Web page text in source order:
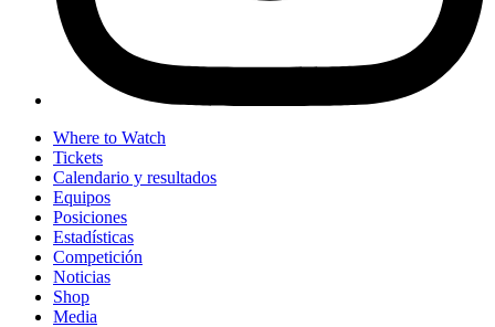
Where to Watch
Tickets
Calendario y resultados
Equipos
Posiciones
Estadísticas
Competición
Noticias
Shop
Media